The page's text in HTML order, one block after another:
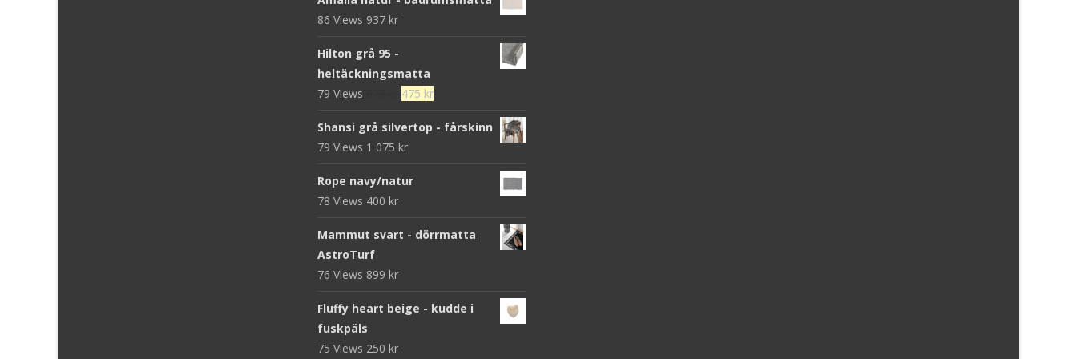
86 Views 937 kr
Hilton grå 95 -
heltäckningsmatta
79 Views
Det
priset
var:
475 krDet
priset
Shansi grå silvertop - fårskinn
79 Views 1 075 kr
Rope navy/natur
78 Views 400 kr
Mammut svart - dörrmatta
AstroTurf
76 Views 899 kr
Fluffy heart beige - kudde i
fuskpäls
75 Views 250 kr